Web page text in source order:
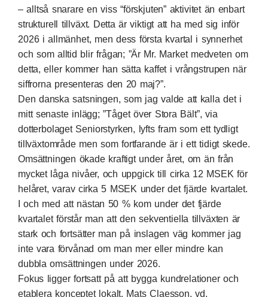
– alltså snarare en viss “förskjuten” aktivitet än enbart
strukturell tillväxt. Detta är viktigt att ha med sig inför
2026 i allmänhet, men dess första kvartal i synnerhet
och som alltid blir frågan; ”Är Mr. Market medveten om
detta, eller kommer han sätta kaffet i vrångstrupen när
siffrorna presenteras den 20 maj?”.
Den danska satsningen, som jag valde att kalla det i
mitt senaste inlägg; ”Tåget över Stora Bält”, via
dotterbolaget Seniorstyrken, lyfts fram som ett tydligt
tillväxtområde men som fortfarande är i ett tidigt skede.
Omsättningen ökade kraftigt under året, om än från
mycket låga nivåer, och uppgick till cirka 12 MSEK för
helåret, varav cirka 5 MSEK under det fjärde kvartalet.
I och med att nästan 50 % kom under det fjärde
kvartalet förstår man att den sekventiella tillväxten är
stark och fortsätter man på inslagen väg kommer jag
inte vara förvånad om man mer eller mindre kan
dubbla omsättningen under 2026.
Fokus ligger fortsatt på att bygga kundrelationer och
etablera konceptet lokalt. Mats Claesson, vd,